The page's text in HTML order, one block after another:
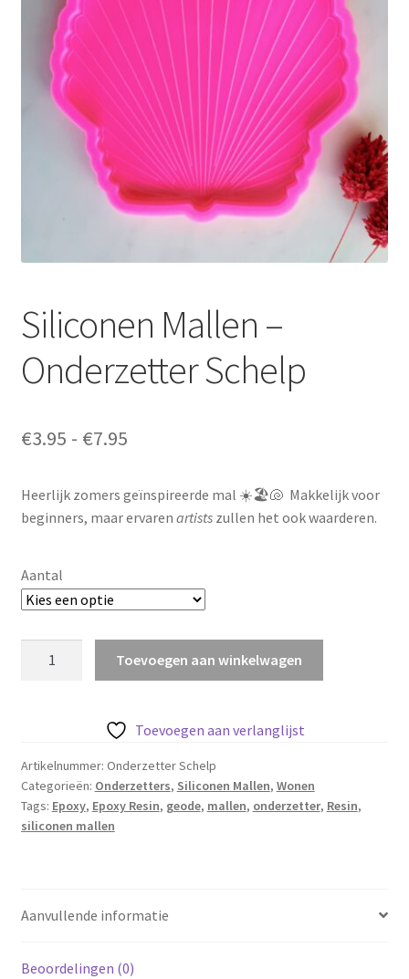
Siliconen Mallen –
Onderzetter Schelp
€3.95 - €7.95Prijsklasse:
tot
Heerlijk zomers geïnspireerde mal ☀️🏖️🐚 Makkelijk voor
beginners, maar ervaren artistszullen het ook waarderen.
Aantal
aantal
Toevoegen aan winkelwagen
Toevoegen aan verlanglijst
Artikelnummer: Onderzetter Schelp
Categorieën: Onderzetters, Siliconen Mallen, Wonen
Tags: Epoxy, Epoxy Resin, geode, mallen, onderzetter, Resin,
siliconen mallen
Aanvullende informatie
Beoordelingen (0)